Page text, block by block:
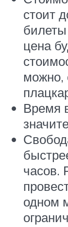
стоит
билеты
цена
можно,
Время
часов.
одном